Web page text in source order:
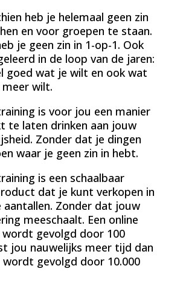
heb je helemaal geen zin
en voor groepen te staan.
je geen zin in 1-op-1. Ook
in de loop van de jaren:
goed wat je wilt en ook wat
wilt.
is voor jou een manier
te laten drinken aan jouw
Zonder dat je dingen
waar je geen zin in hebt.
is een schaalbaar
dat je kunt verkopen in
aantallen. Zonder dat jouw
meeschaalt. Een online
gevolgd door 100
jou nauwelijks meer tijd dan
wordt gevolgd door 10.000